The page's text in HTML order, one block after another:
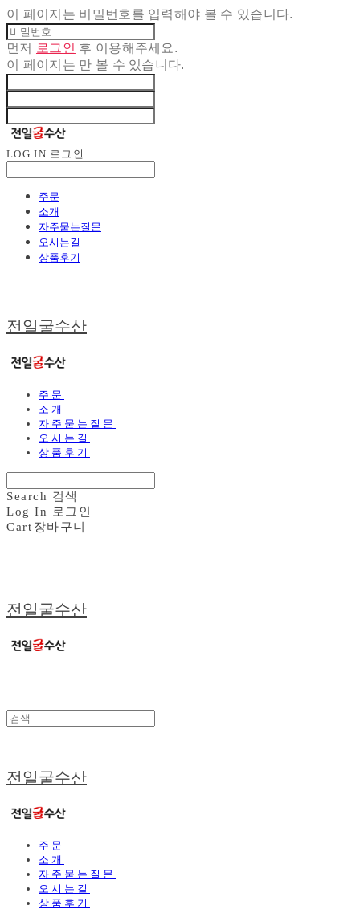
이 페이지는 비밀번호를 입력해야 볼 수 있습니다.
먼저 로그인 후 이용해주세요.
이 페이지는 만 볼 수 있습니다.
LOG IN 로그인
주문
소개
자주묻는질문
오시는길
상품후기
전일굴수산
주문
소개
자주묻는질문
오시는길
상품후기
Search 검색
Log In
로그인
Cart 장바구니
전일굴수산
전일굴수산
주문
소개
자주묻는질문
오시는길
상품후기